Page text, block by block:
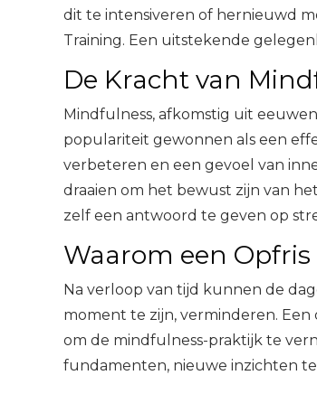
dit te intensiveren of hernieuwd
Training. Een uitstekende
De Kracht van
Mindfulness, afkomstig uit
populariteit gewonnen als een
verbeteren en een gevoel van
draaien om het bewust zijn van
zelf een antwoord te geven op
Waarom een
Na verloop van tijd kunnen de
moment te zijn, verminderen.
om de mindfulness-praktijk te
fundamenten, nieuwe inzichten